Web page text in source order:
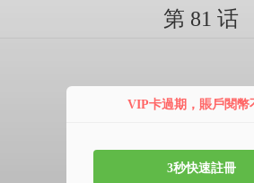
第 81 话
VIP卡過期，賬戶閱幣
3秒快速註冊